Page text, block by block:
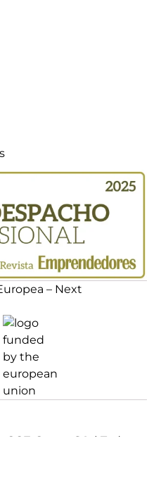
– Next
GCE Group S.L | Todos